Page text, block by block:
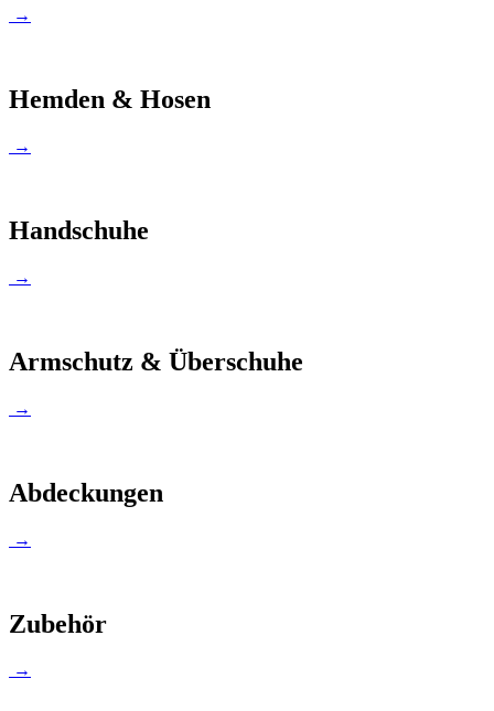
→
Hemden & Hosen
→
Handschuhe
→
Armschutz & Überschuhe
→
Abdeckungen
→
Zubehör
→